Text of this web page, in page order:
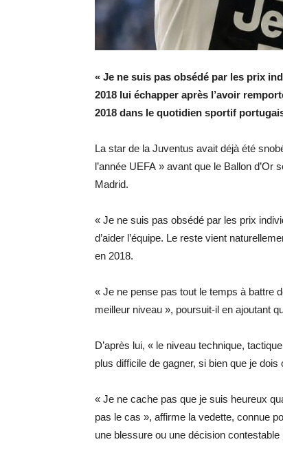
« Je ne suis pas obsédé par les prix
2018 lui échapper après l’avoir
2018 dans le quotidien sportif
La star de la Juventus avait déjà été
l’année UEFA » avant que le Ballon
Madrid.
« Je ne suis pas obsédé par les prix
d’aider l’équipe. Le reste vient
en 2018.
« Je ne pense pas tout le temps à battre
meilleur niveau », poursuit-il en ajoutant
D’après lui, « le niveau technique,
plus difficile de gagner, si bien que je
« Je ne cache pas que je suis heureux
pas le cas », affirme la vedette, connue
une blessure ou une décision contestable